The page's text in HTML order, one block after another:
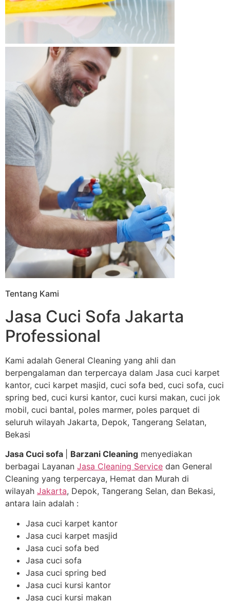
Tentang Kami
Jasa Cuci Sofa Jakarta
Professional
Kami adalah General Cleaning yang ahli dan
berpengalaman dan terpercaya dalam Jasa cuci karpet
kantor, cuci karpet masjid, cuci sofa bed, cuci sofa, cuci
spring bed, cuci kursi kantor, cuci kursi makan, cuci jok
mobil, cuci bantal, poles marmer, poles parquet di
seluruh wilayah Jakarta, Depok, Tangerang Selatan,
Bekasi
Jasa Cuci sofa
Barzani Cleaning menyediakan
berbagai Layanan Jasa Cleaning Service dan General
Cleaning yang terpercaya, Hemat dan Murah di
wilayah Jakarta, Depok, Tangerang Selan, dan Bekasi,
antara lain adalah :
Jasa cuci karpet kantor
Jasa cuci karpet masjid
Jasa cuci sofa bed
Jasa cuci sofa
Jasa cuci spring bed
Jasa cuci kursi kantor
Jasa cuci kursi makan